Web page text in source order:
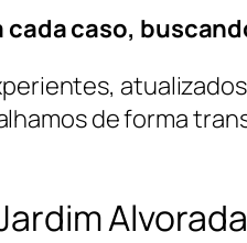
caso,
de forma